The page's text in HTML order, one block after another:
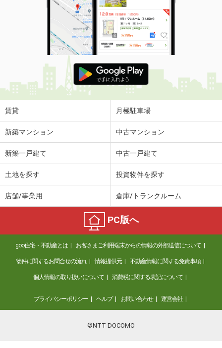
賃貸 月極駐車場
新築マンション 中古マンション
新築一戸建て 中古一戸建て
土地を探す 投資物件を探す
店舗/事業用 倉庫/トランクルーム
PC版へ
goo住宅・不動産とは お客さまご利用端末からの情報の外部送信について
物件に関するお問合せの流れ 情報提供元 不動産情報に関する免責事項
個人情報の取り扱いについて 消費税に関する表記について
プライバシーポリシー ヘルプ お問い合わせ 運営会社
©NTT DOCOMO